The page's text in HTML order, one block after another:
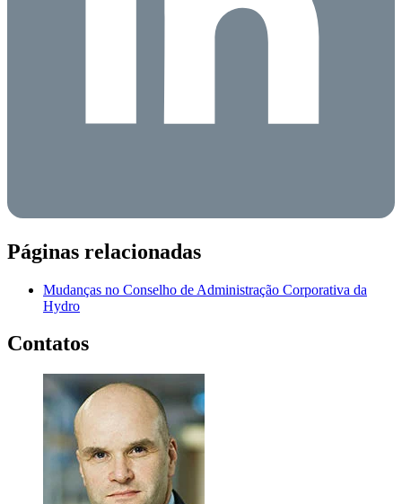
Páginas relacionadas
Mudanças no Conselho de Administração Corporativa da
Hydro
Contatos